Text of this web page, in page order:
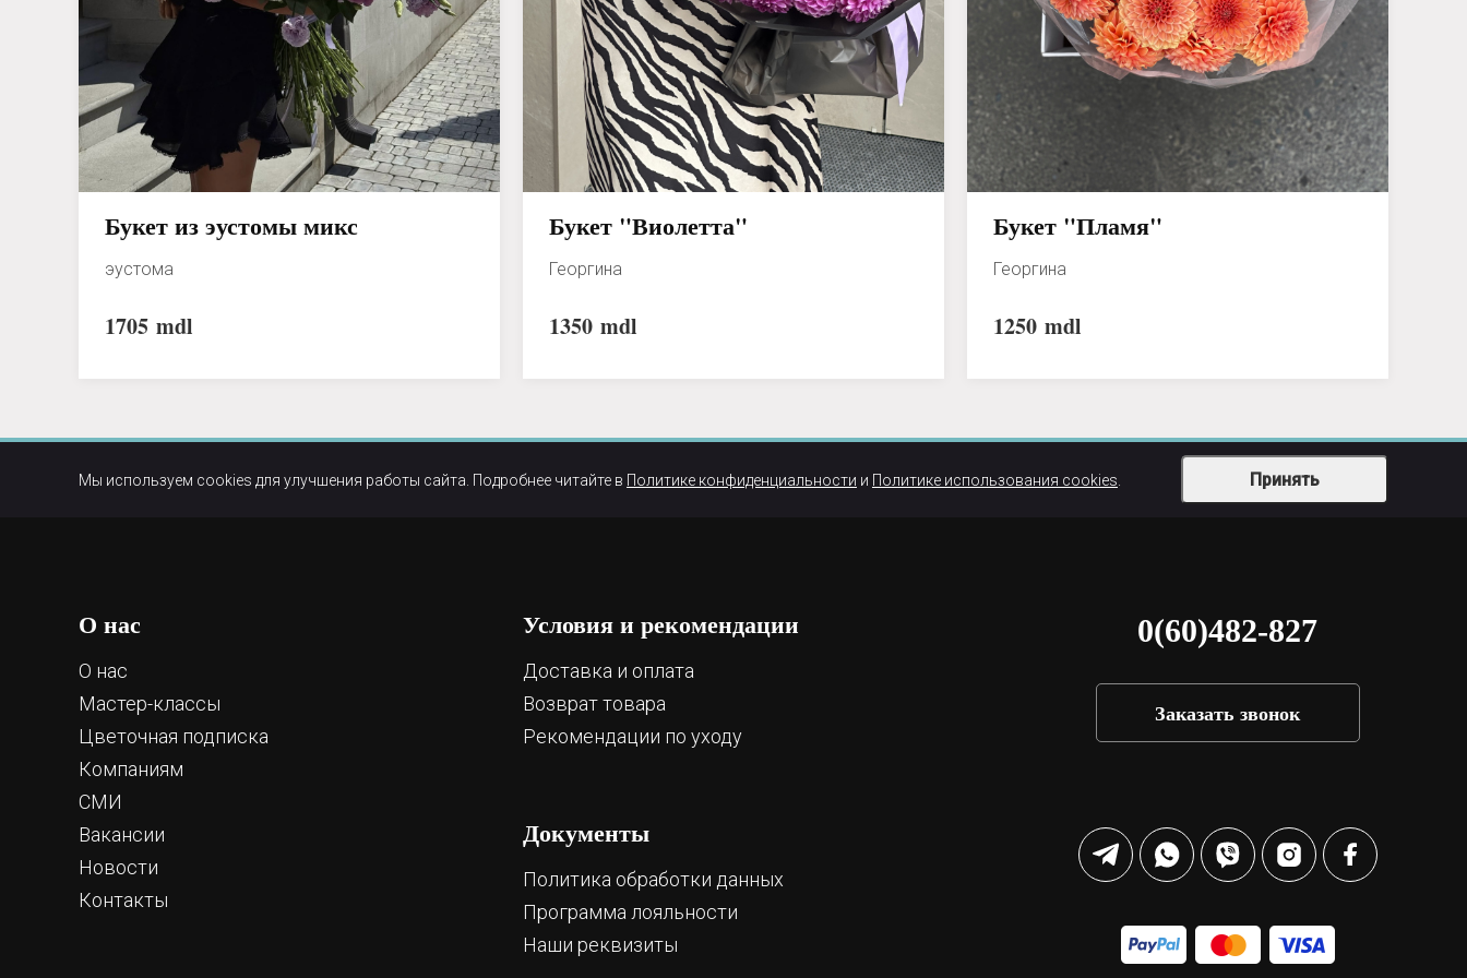
Букет из эустомы микс
эустома
1705 mdl
Букет "Виолетта"
Георгина
1350 mdl
Букет "Пламя"
Георгина
1250 mdl
Мы используем cookies для улучшения работы сайта. Подробнее читайте в Политике конфиденциальности и Политике использования cookies Принять
О нас
О нас
Мастер-классы
Цветочная подписка
Компаниям
СМИ
Вакансии
Новости
Контакты
Условия и рекомендации
Доставка и оплата
Возврат товара
Рекомендации по уходу
Документы
Политика обработки данных
Программа лояльности
Наши реквизиты
0(60)482-827
Заказать звонок